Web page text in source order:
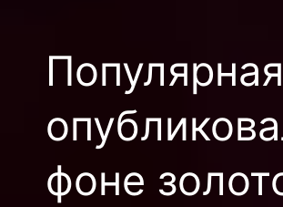
фоне